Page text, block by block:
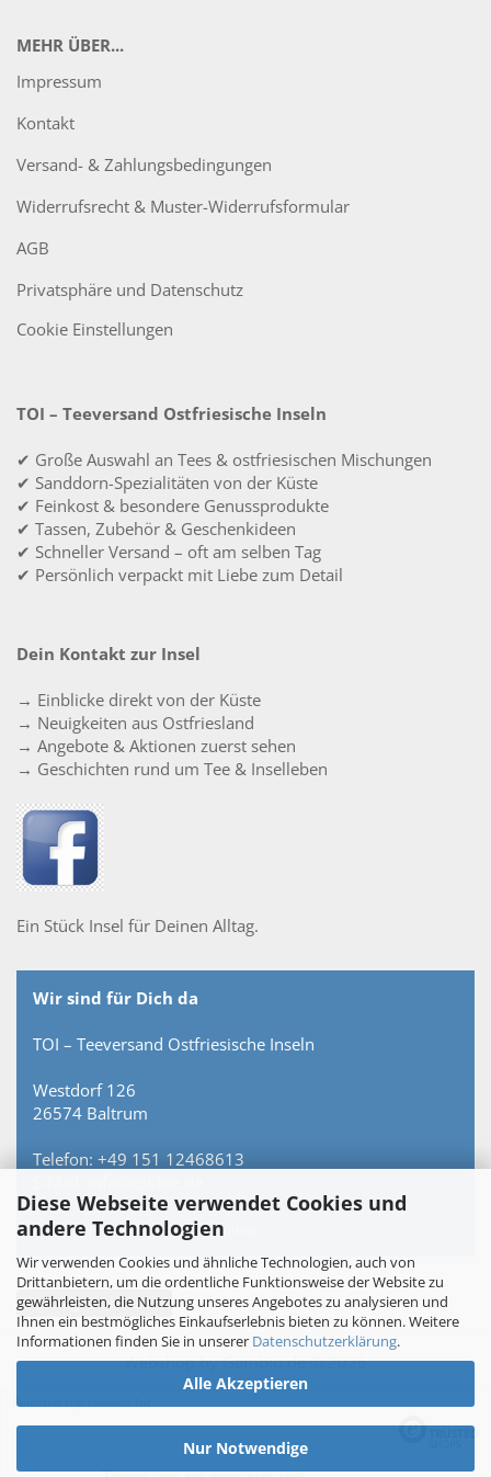
Diese Webseite verwendet Cookies und
andere Technologien
Wir verwenden Cookies und ähnliche Technologien, auch von
Drittanbietern, um die ordentliche Funktionsweise der Website zu
gewährleisten, die Nutzung unseres Angebotes zu analysieren und
Ihnen ein bestmögliches Einkaufserlebnis bieten zu können. Weitere
Informationen finden Sie in unserer Datenschutzerklärung.
Alle Akzeptieren
Nur Notwendige
MEHR ÜBER...
Impressum
Kontakt
Versand- & Zahlungsbedingungen
Widerrufsrecht & Muster-Widerrufsformular
AGB
Privatsphäre und Datenschutz
Cookie Einstellungen
TOI – Teeversand Ostfriesische Inseln
✔ Große Auswahl an Tees & ostfriesischen Mischungen
✔ Sanddorn-Spezialitäten von der Küste
✔ Feinkost & besondere Genussprodukte
✔ Tassen, Zubehör & Geschenkideen
✔ Schneller Versand – oft am selben Tag
✔ Persönlich verpackt mit Liebe zum Detail
Dein Kontakt zur Insel
→ Einblicke direkt von der Küste
→ Neuigkeiten aus Ostfriesland
→ Angebote & Aktionen zuerst sehen
→ Geschichten rund um Tee & Inselleben
Ein Stück Insel für Deinen Alltag.
Wir sind für Dich da
TOI – Teeversand Ostfriesische Inseln
Westdorf 126
26574 Baltrum
Telefon: +49 151 12468613
Persönlich erreichbar – keine Hotline.
Vertrag widerrufen
Webshopby Gambio.de © 2026
Selected top reviews for